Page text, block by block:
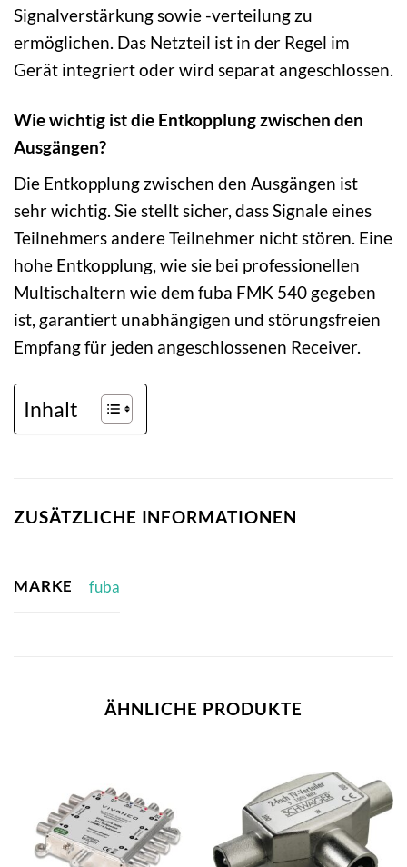
Signalverstärkung sowie -verteilung zu
ermöglichen. Das Netzteil ist in der Regel im
Gerät integriert oder wird separat angeschlossen.
Wie wichtig ist die Entkopplung zwischen den
Ausgängen?
Die Entkopplung zwischen den Ausgängen ist
sehr wichtig. Sie stellt sicher, dass Signale eines
Teilnehmers andere Teilnehmer nicht stören. Eine
hohe Entkopplung, wie sie bei professionellen
Multischaltern wie dem fuba FMK 540 gegeben
ist, garantiert unabhängigen und störungsfreien
Empfang für jeden angeschlossenen Receiver.
Inhalt
ZUSÄTZLICHE INFORMATIONEN
MARKE fuba
ÄHNLICHE PRODUKTE